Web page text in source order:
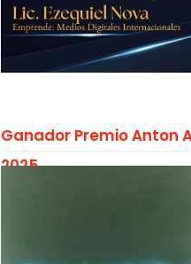
Ganador Premio Anton
2025